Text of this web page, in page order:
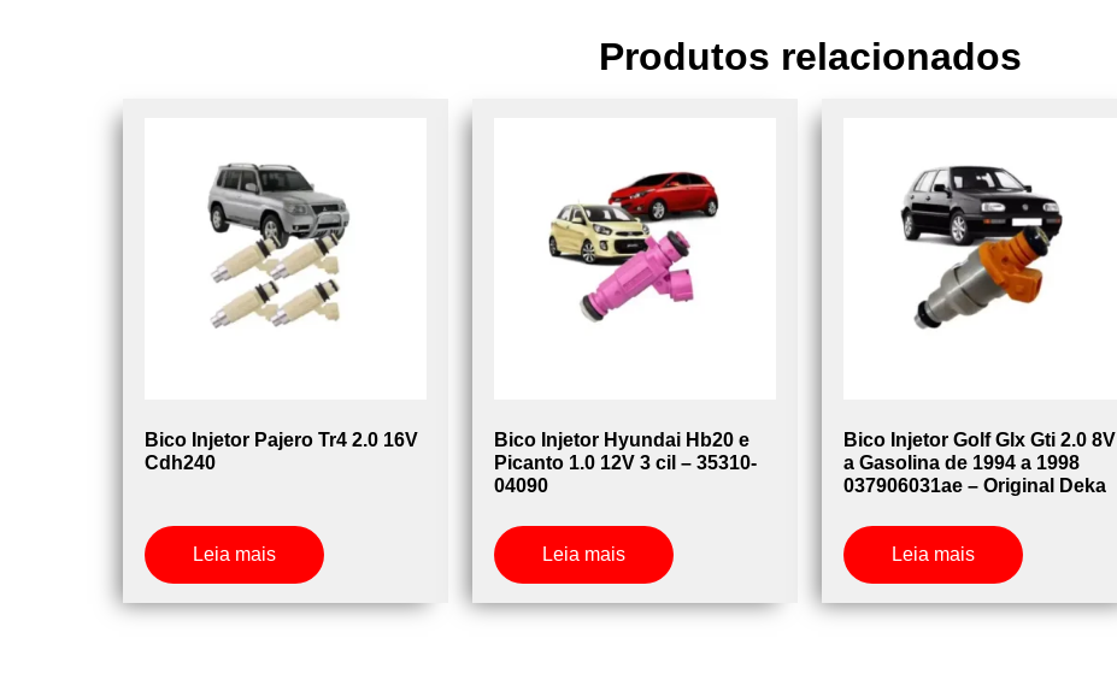
Produtos relacionados
Bico Injetor Pajero Tr4 2.0 16V
Cdh240
Leia mais
Bico Injetor Hyundai Hb20 e
Picanto 1.0 12V 3 cil – 35310-
04090
Leia mais
Bico Injetor Golf Glx Gti 2.0 8V
a Gasolina de 1994 a 1998
037906031ae – Original Deka
Leia mais